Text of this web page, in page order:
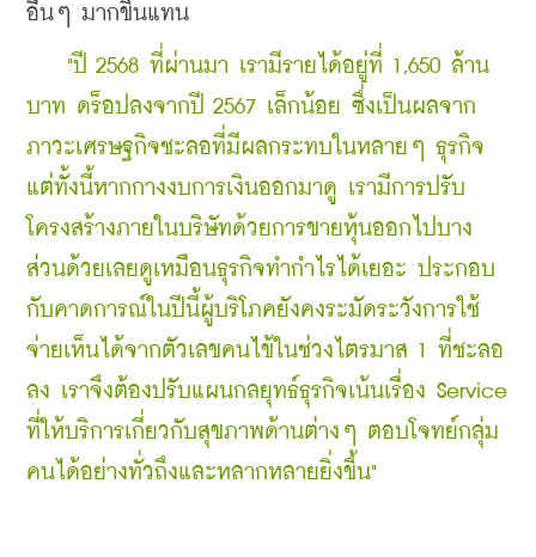
อื่นๆ มากขึ้นแทน
"ปี 2568 ที่ผ่านมา เรามีรายได้อยู่ที่ 1,650 ล้าน
บาท ดร็อปลงจากปี 2567 เล็กน้อย ซึ่งเป็นผลจาก
ภาวะเศรษฐกิจชะลอที่มีผลกระทบในหลายๆ ธุรกิจ
แต่ทั้งนี้หากกางงบการเงินออกมาดู เรามีการปรับ
โครงสร้างภายในบริษัทด้วยการขายหุ้นออกไปบาง
ส่วนด้วยเลยดูเหมือนธุรกิจทำกำไรได้เยอะ ประกอบ
กับคาดการณ์ในปีนี้ผู้บริโภคยังคงระมัดระวังการใช้
จ่ายเห็นได้จากตัวเลขคนไข้ในช่วงไตรมาส 1 ที่ชะลอ
ลง เราจึงต้องปรับแผนกลยุทธ์ธุรกิจเน้นเรื่อง Service
ที่ให้บริการเกี่ยวกับสุขภาพด้านต่างๆ ตอบโจทย์กลุ่ม
คนได้อย่างทั่วถึงและหลากหลายยิ่งขึ้น"